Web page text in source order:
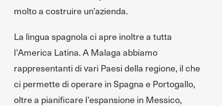
molto a costruire un’azienda.
La lingua spagnola ci apre inoltre a tutta
l’America Latina. A Malaga abbiamo
rappresentanti di vari Paesi della regione, il che
ci permette di operare in Spagna e Portogallo,
oltre a pianificare l’espansione in Messico,